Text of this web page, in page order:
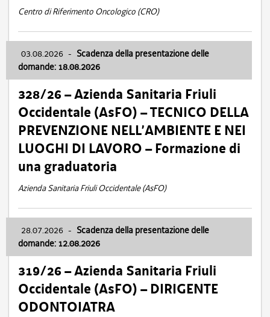
Centro di Riferimento Oncologico (CRO)
03.08.2026 - Scadenza della presentazione delle
domande: 18.08.2026
328/26 – Azienda Sanitaria Friuli
Occidentale (AsFO) – TECNICO DELLA
PREVENZIONE NELL’AMBIENTE E NEI
LUOGHI DI LAVORO – Formazione di
una graduatoria
Azienda Sanitaria Friuli Occidentale (AsFO)
28.07.2026 - Scadenza della presentazione delle
domande: 12.08.2026
319/26 – Azienda Sanitaria Friuli
Occidentale (AsFO) – DIRIGENTE
ODONTOIATRA